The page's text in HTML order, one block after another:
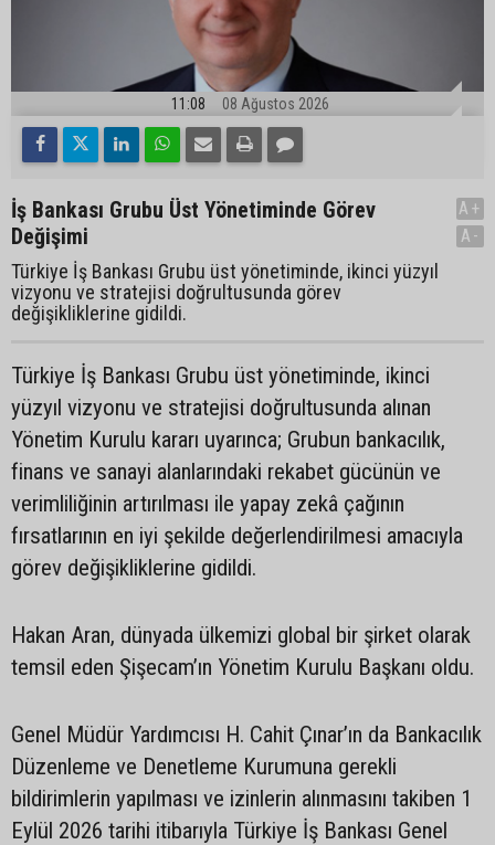
11:08 08 Ağustos 2026
İş Bankası Grubu Üst Yönetiminde Görev
Değişimi
Türkiye İş Bankası Grubu üst yönetiminde, ikinci yüzyıl
vizyonu ve stratejisi doğrultusunda görev
değişikliklerine gidildi.
A+
A-
Türkiye İş Bankası Grubu üst yönetiminde, ikinci
yüzyıl vizyonu ve stratejisi doğrultusunda alınan
Yönetim Kurulu kararı uyarınca; Grubun bankacılık,
finans ve sanayi alanlarındaki rekabet gücünün ve
verimliliğinin artırılması ile yapay zekâ çağının
fırsatlarının en iyi şekilde değerlendirilmesi amacıyla
görev değişikliklerine gidildi.
Hakan Aran, dünyada ülkemizi global bir şirket olarak
temsil eden Şişecam’ın Yönetim Kurulu Başkanı oldu.
Genel Müdür Yardımcısı H. Cahit Çınar’ın da Bankacılık
Düzenleme ve Denetleme Kurumuna gerekli
bildirimlerin yapılması ve izinlerin alınmasını takiben 1
Eylül 2026 tarihi itibarıyla Türkiye İş Bankası Genel